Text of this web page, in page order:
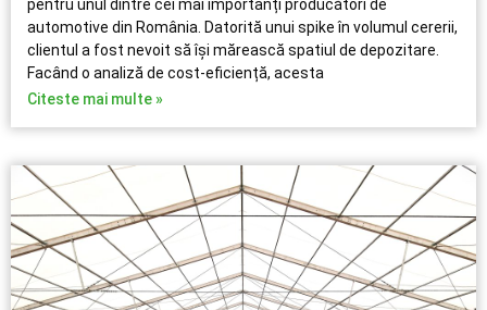
pentru unul dintre cei mai importanți producători de
automotive din România. Datorită unui spike în volumul cererii,
clientul a fost nevoit să își mărească spatiul de depozitare.
Facând o analiză de cost-eficiență, acesta
Citeste mai multe »